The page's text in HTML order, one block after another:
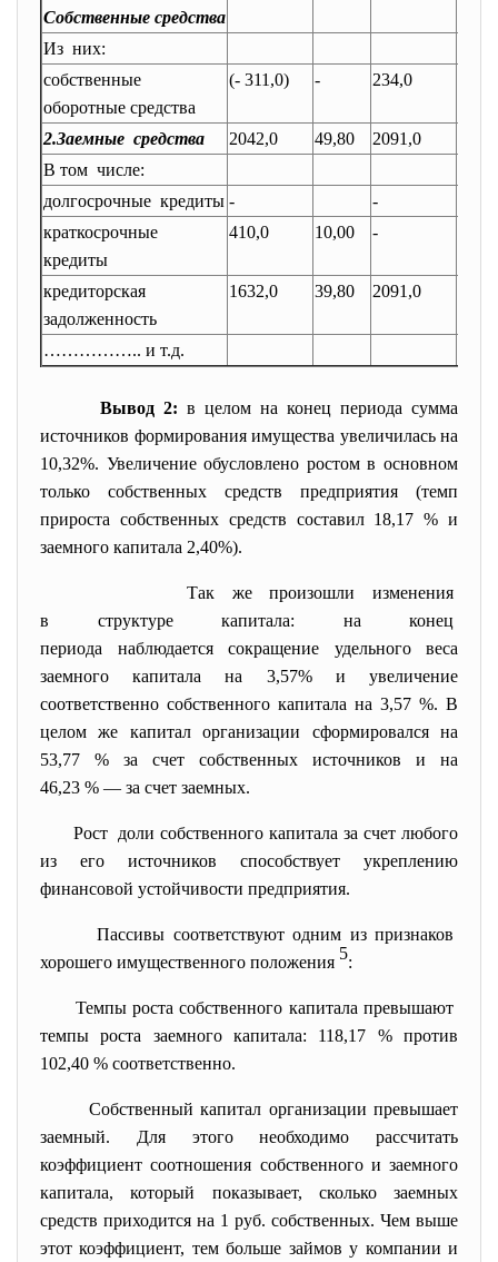
Собственные средства
Из них:
собственные
оборотные средства
(- 311,0) - 234,0
2.Заемные средства 2042,0 49,80 2091,0
В том числе:
долгосрочные кредиты -
-
краткосрочные
кредиты
410,0 10,00 -
кредиторская
задолженность
1632,0 39,80 2091,0
…………….. и т.д.
Вывод 2: в целом на конец периода сумма
источников формирования имущества увеличилась на
10,32%. Увеличение обусловлено ростом в основном
только собственных средств предприятия (темп
прироста собственных средств составил 18,17 % и
заемного капитала 2,40%).
Так же произошли изменения
в структуре капитала: на конец
периода наблюдается сокращение удельного веса
заемного капитала на 3,57% и увеличение
соответственно собственного капитала на 3,57 %. В
целом же капитал организации сформировался на
53,77 % за счет собственных источников и на
46,23 % — за счет заемных.
Рост доли собственного капитала за счет любого
из его источников способствует укреплению
финансовой устойчивости предприятия.
Пассивы соответствуют одним из признаков
хорошего имущественного положения 5:
Темпы роста собственного капитала превышают
темпы роста заемного капитала: 118,17 % против
102,40 % соответственно.
Собственный капитал организации превышает
заемный. Для этого необходимо рассчитать
коэффициент соотношения собственного и заемного
капитала, который показывает, сколько заемных
средств приходится на 1 руб. собственных. Чем выше
этот коэффициент, тем больше займов у компании и